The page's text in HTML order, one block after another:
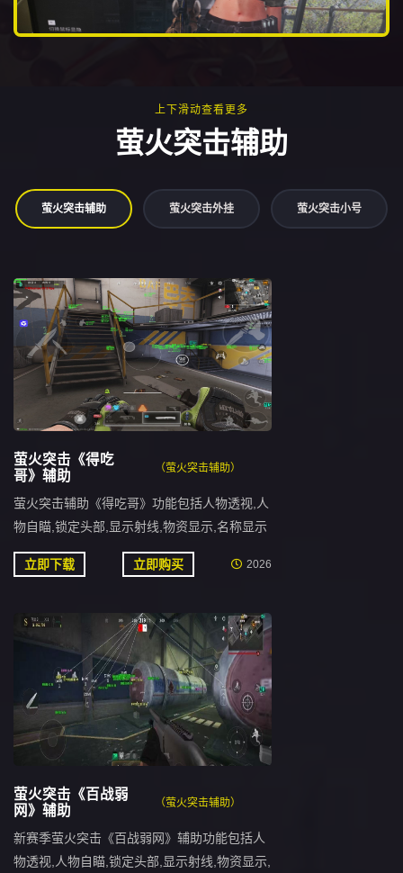
上下滑动查看更多
萤火突击辅助
萤火突击辅助 萤火突击外挂 萤火突击小号
萤火突击《得吃
哥》辅助
（萤火突击辅助）
萤火突击辅助《得吃哥》功能包括人物透视,人
物自瞄,锁定头部,显示射线,物资显示,名称显示
立即下载 立即购买 2026
萤火突击《百战弱
网》辅助
（萤火突击辅助）
新赛季萤火突击《百战弱网》辅助功能包括人
物透视,人物自瞄,锁定头部,显示射线,物资显示,